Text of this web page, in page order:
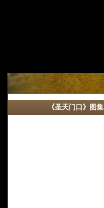
《圣天门口》图集